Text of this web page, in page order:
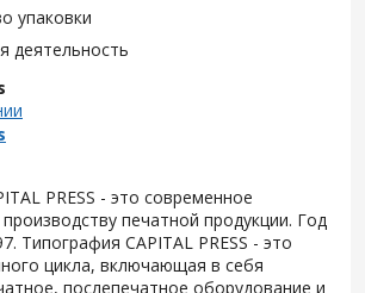
упаковки
деятельность
PRESS - это современное
печатной продукции. Год
Типография CAPITAL PRESS - это
цикла, включающая в себя
послепечатное оборудование и